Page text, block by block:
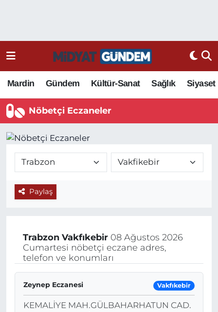
Mardin Gündem Kültür-Sanat Sağlık Siyaset
Nöbetçi Eczaneler
Paylaş
Trabzon Vakfıkebir08 Ağustos 2026
Cumartesi nöbetçi eczane adres,
telefon ve konumları
Zeynep Eczanesi Vakfıkebir
KEMALİYE MAH.GÜLBAHARHATUN CAD.